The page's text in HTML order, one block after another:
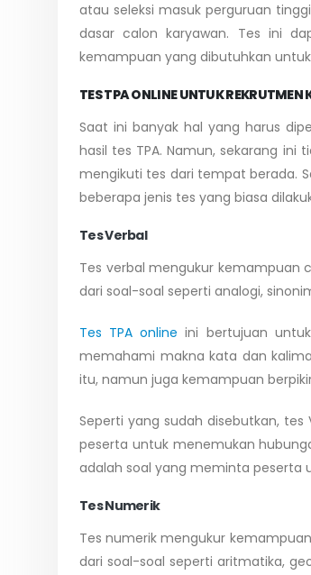
atau seleksi masuk perguruan
dasar calon karyawan. Tes ini
kemampuan yang dibutuhkan
TES TPA ONLINE UNTUK REKRUTMEN
Saat ini banyak hal yang harus
hasil tes TPA. Namun, sekarang ini
mengikuti tes dari tempat berada.
beberapa jenis tes yang biasa
Tes Verbal
Tes verbal mengukur kemampuan
dari soal-soal seperti analogi,
Tes TPA online ini bertujuan
memahami makna kata dan
itu, namun juga kemampuan
Seperti yang sudah disebutkan,
peserta untuk menemukan
adalah soal yang meminta peserta
Tes Numerik
Tes numerik mengukur
dari soal-soal seperti aritmatika,